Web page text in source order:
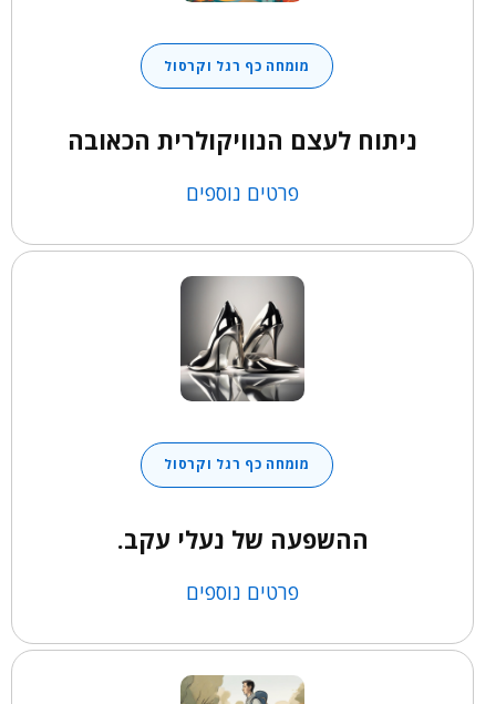
מומחה כף רגל וקרסול
ניתוח לעצם הנוויקולרית הכאובה
פרטים נוספים
מומחה כף רגל וקרסול
ההשפעה של נעלי עקב.
פרטים נוספים